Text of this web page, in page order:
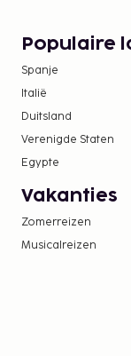
De stad
Deze
Deze lijst is
Populaire
Spanje
Italië
Duitsland
Verenigde Staten
Egypte
Vakanties
Zomerreizen
Musicalreizen